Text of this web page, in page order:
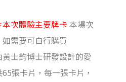
本次體驗主要牌卡 本場次
需要可自行購買
士鈞博士研發設計的愛
張卡片，每一張卡片，